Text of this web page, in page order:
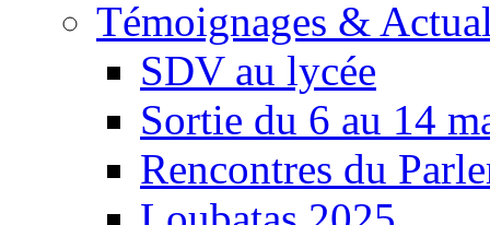
Témoignages &
SDV au lycée
Sortie du 6 au 14
Rencontres du